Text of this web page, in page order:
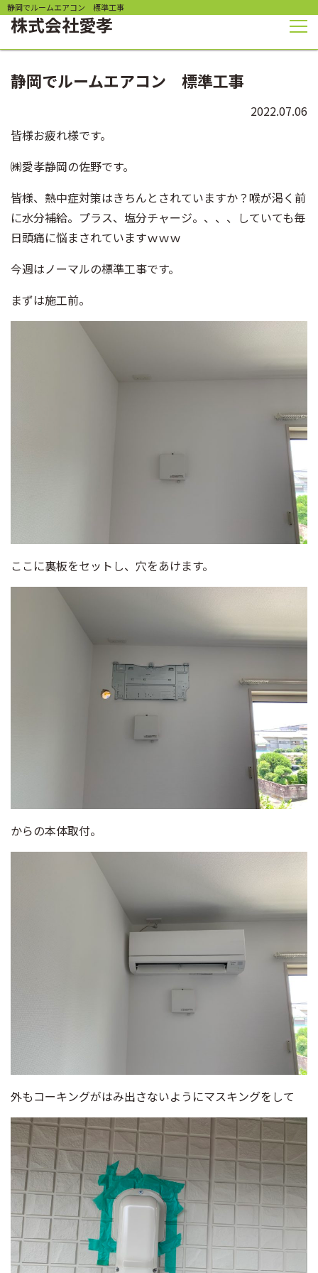
静岡でルームエアコン 標準工事
株式会社愛孝
静岡でルームエアコン 標準工事
2022.07.06
皆様お疲れ様です。
㈱愛孝静岡の佐野です。
皆様、熱中症対策はきちんとされていますか？喉が渇く前
に水分補給。プラス、塩分チャージ。、、、していても毎
日頭痛に悩まされていますｗｗｗ
今週はノーマルの標準工事です。
まずは施工前。
ここに裏板をセットし、穴をあけます。
からの本体取付。
外もコーキングがはみ出さないようにマスキングをして